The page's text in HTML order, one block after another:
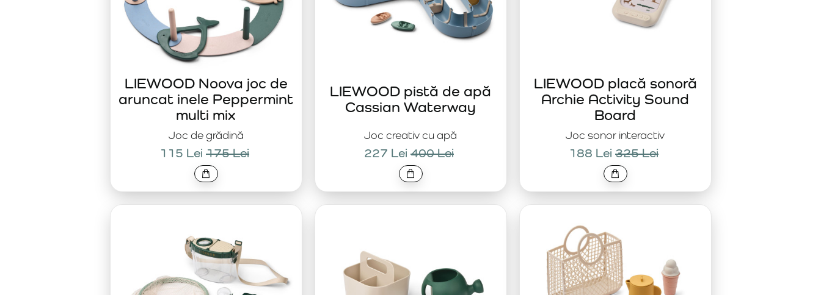
Joc de grădină
LIEWOOD Noova joc de
aruncat inele Peppermint
multi mix
115 Lei 175 Lei
Joc creativ cu apă
LIEWOOD pistă de apă
Cassian Waterway
227 Lei 400 Lei
Joc sonor interactiv
LIEWOOD placă sonoră
Archie Activity Sound
Board
188 Lei 325 Lei